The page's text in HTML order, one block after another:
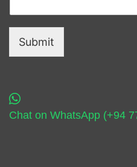
Submit
Chat on WhatsApp (+94